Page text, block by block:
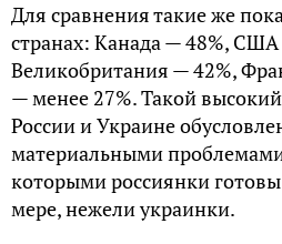
Для сравнения такие же
странах: Канада — 48%,
Великобритания — 42%,
— менее 27%. Такой
России и Украине
материальными
которыми россиянки
мере, нежели украинки.